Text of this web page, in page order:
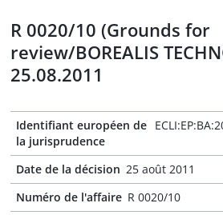
R 0020/10 (Grounds for
review/BOREALIS
25.08.2011
Identifiant européen de
la jurisprudence
Date de la décision 25 août 2011
Numéro de l'affaire R 0020/10